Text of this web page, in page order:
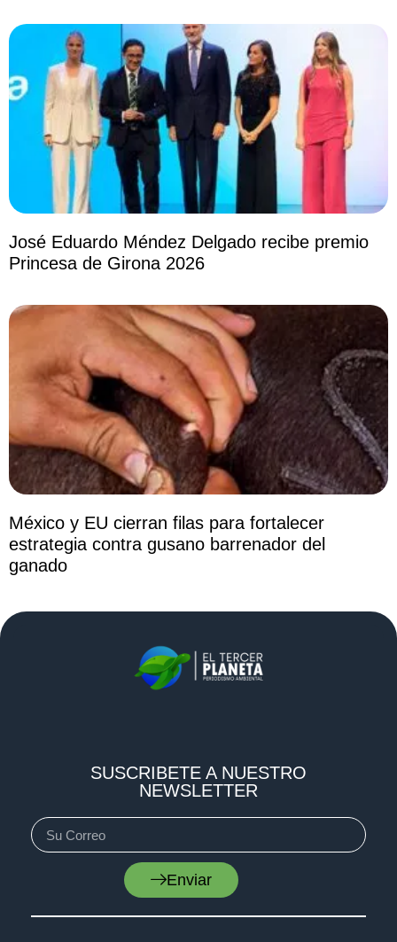
José Eduardo Méndez Delgado recibe premio
Princesa de Girona 2026
México y EU cierran filas para fortalecer
estrategia contra gusano barrenador del
ganado
SUSCRIBETE A NUESTRO
NEWSLETTER
Enviar